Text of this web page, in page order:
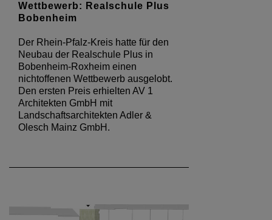
Wettbewerb: Realschule Plus
Bobenheim
Der Rhein-Pfalz-Kreis hatte für den
Neubau der Realschule Plus in
Bobenheim-Roxheim einen
nichtoffenen Wettbewerb ausgelobt.
Den ersten Preis erhielten AV 1
Architekten GmbH mit
Landschaftsarchitekten Adler &
Olesch Mainz GmbH.